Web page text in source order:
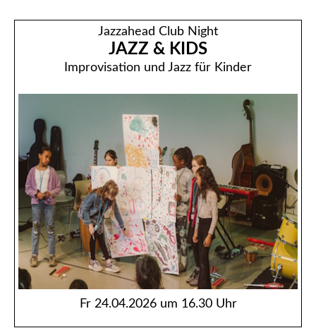
Jazzahead Club Night
JAZZ & KIDS
Improvisation und Jazz für Kinder
Fr 24.04.2026 um 16.30 Uhr